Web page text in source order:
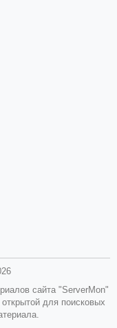
сайта "ServerMon"
для поисковых